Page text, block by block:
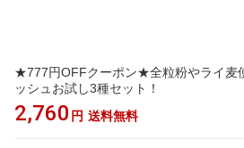
★777円OFFクーポン★全粒粉やライ麦
ッシュお試し3種セット！
2,760 円 送料無料